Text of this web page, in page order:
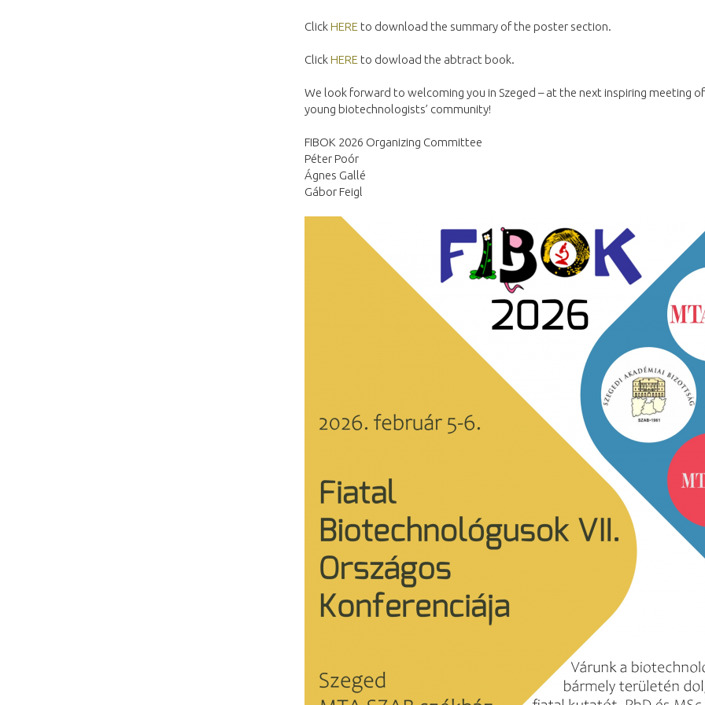
ClickHERE to download the summary of the poster section.
ClickHERE to dowload the abtract book.
We look forward to welcoming you in Szeged – at the next inspiring meeting
young biotechnologists’ community!
FIBOK 2026 Organizing Committee
Péter Poór
Ágnes Gallé
Gábor Feigl